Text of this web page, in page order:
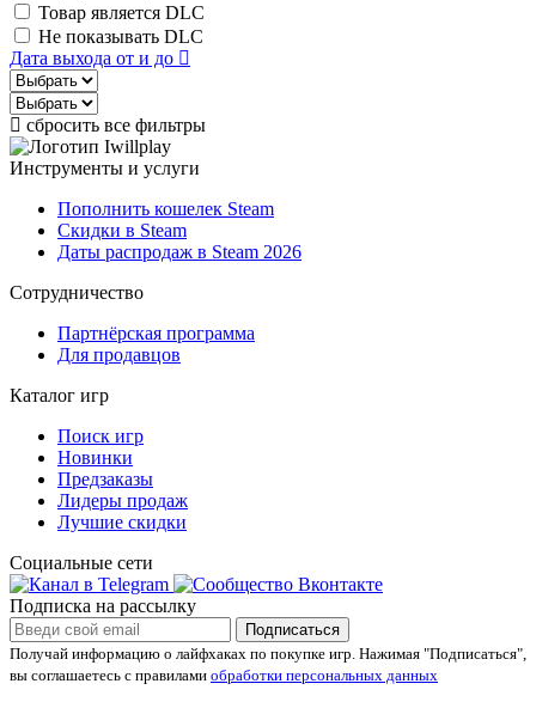
Товар является DLC
Не показывать DLC
Дата выхода от и до
сбросить все фильтры
Инструменты и услуги
Пополнить кошелек Steam
Скидки в Steam
Даты распродаж в Steam 2026
Сотрудничество
Партнёрская программа
Для продавцов
Каталог игр
Поиск игр
Новинки
Предзаказы
Лидеры продаж
Лучшие скидки
Социальные сети
Подписка на рассылку
Подписаться
Получай информацию о лайфхаках по покупке игр. Нажимая "Подписаться",
вы соглашаетесь с правилами обработки персональных данных